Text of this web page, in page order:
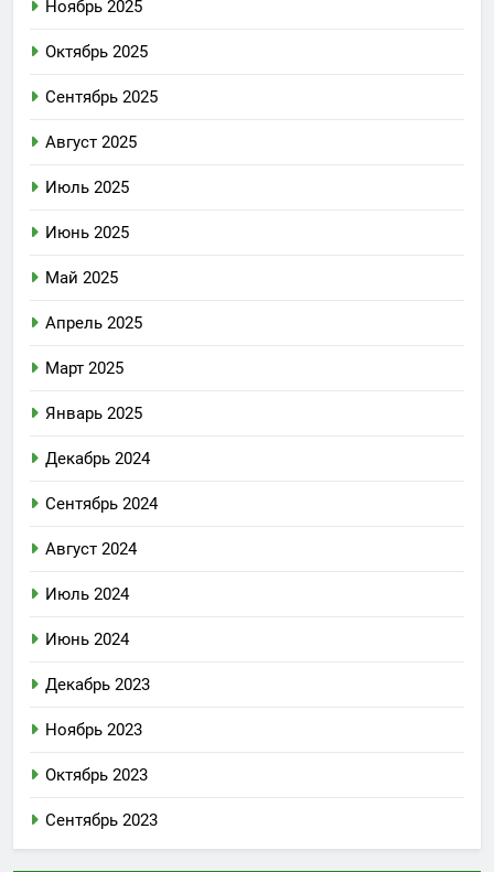
Ноябрь 2025
Октябрь 2025
Сентябрь 2025
Август 2025
Июль 2025
Июнь 2025
Май 2025
Апрель 2025
Март 2025
Январь 2025
Декабрь 2024
Сентябрь 2024
Август 2024
Июль 2024
Июнь 2024
Декабрь 2023
Ноябрь 2023
Октябрь 2023
Сентябрь 2023